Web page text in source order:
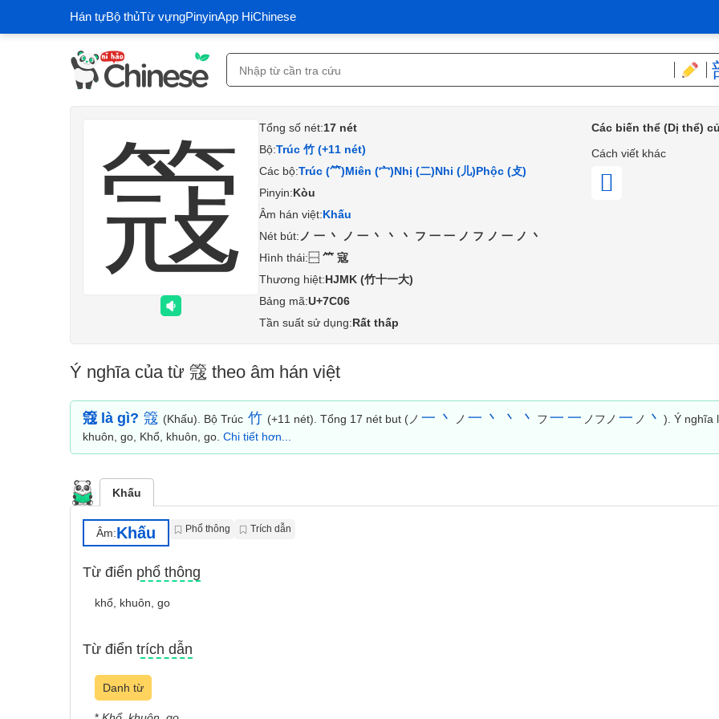
Hán tựBộ thủTừ vựngPinyinApp HiChinese
簆 Tổng số nét:17 nét
Bộ:Trúc 竹 (+11 nét)
Các bộ:Trúc (⺮)Miên (宀)Nhị (二)Nhi (儿)Phộc (攴)
Pinyin:Kòu
Âm hán việt:Khấu
Nét bút: ノ一丶ノ一丶丶丶フ一一ノフノ一ノ丶
Hình thái:⿱⺮寇
Thương hiệt:HJMK (竹十一大)
Bảng mã:U+7C06
Tần suất sử dụng:Rất thấp
Các biến thể (Dị thể)
Cách viết khác
𥲃
Ý nghĩa của từ 簆 theo âm hán việt
簆 là gì? 簆 (Khấu). Bộ Trúc 竹 (+11 nét). Tổng 17 nét but (ノ 一 丶 ノ 一 丶 丶 丶 フ一 一 ノフノ 一 ノ 丶 ). Ý nghĩa
khuôn, go, Khổ, khuôn, go. Chi tiết hơn...
Khấu
Âm:Khấu Phổ thông Trích dẫn
Từ điển phổ thông
khổ, khuôn, go
Từ điển trích dẫn
Danh từ